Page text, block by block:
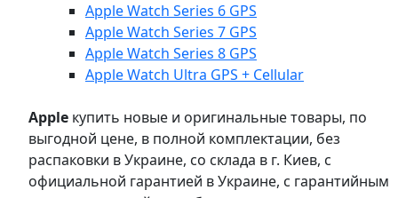
Apple Watch Series 6 GPS
Apple Watch Series 7 GPS
Apple Watch Series 8 GPS
Apple Watch Ultra GPS + Cellular
Apple купить новые и оригинальные товары, по
выгодной цене, в полной комплектации, без
распаковки в Украине, со склада в г. Киев, с
официальной гарантией в Украине, с гарантийным